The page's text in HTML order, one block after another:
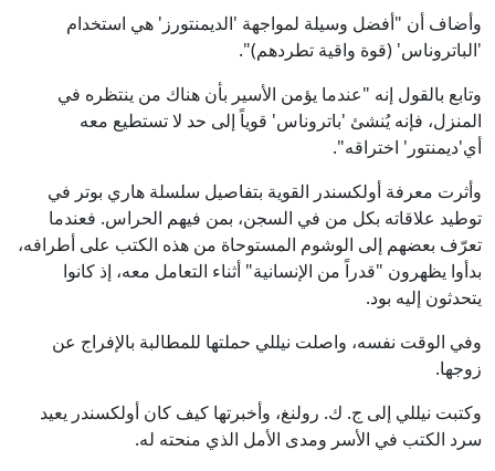
وأضاف أن "أفضل وسيلة لمواجهة 'الديمنتورز' هي استخدام
'الباتروناس' (قوة واقية تطردهم)".
وتابع بالقول إنه "عندما يؤمن الأسير بأن هناك من ينتظره في
المنزل، فإنه يُنشئ 'باتروناس' قوياً إلى حد لا تستطيع معه
أي'ديمنتور' اختراقه".
وأثرت معرفة أولكسندر القوية بتفاصيل سلسلة هاري بوتر في
توطيد علاقاته بكل من في السجن، بمن فيهم الحراس. فعندما
تعرّف بعضهم إلى الوشوم المستوحاة من هذه الكتب على أطرافه،
بدأوا يظهرون "قدراً من الإنسانية" أثناء التعامل معه، إذ كانوا
يتحدثون إليه بود.
وفي الوقت نفسه، واصلت نيللي حملتها للمطالبة بالإفراج عن
زوجها.
وكتبت نيللي إلى ج. ك. رولنغ، وأخبرتها كيف كان أولكسندر يعيد
سرد الكتب في الأسر ومدى الأمل الذي منحته له.